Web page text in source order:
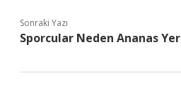
Sonraki Yazı
Sporcular Neden Ananas Yer